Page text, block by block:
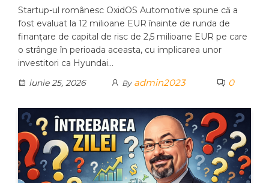
Startup-ul românesc OxidOS Automotive spune că a
fost evaluat la 12 milioane EUR înainte de runda de
finanțare de capital de risc de 2,5 milioane EUR pe care
o strânge în perioada aceasta, cu implicarea unor
investitori ca Hyundai…
iunie 25, 2026
By admin2023 0